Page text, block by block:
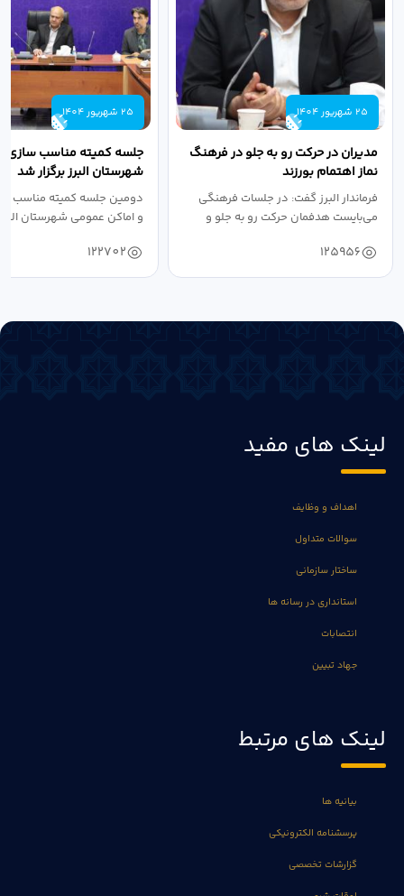
25 شهریور 1404
مدیران در حرکت رو به جلو در فرهنگ
نماز اهتمام بورزند
فرماندار البرز گفت: در جلسات فرهنگی
می‌بایست هدفمان حرکت رو به جلو و
125956
25 شهریور 1404
جلسه کمیته مناسب سازی
شهرستان البرز برگزار شد
دومین جلسه کمیته مناسب
و اماکن عمومی شهرستان
122702
لینک های مفید
اهداف و وظایف
سوالات متداول
ساختار سازمانی
استانداری در رسانه ها
انتصابات
جهاد تبیین
لینک های مرتبط
بیانیه ها
پرسشنامه الکترونیکی
گزارشات تخصصی